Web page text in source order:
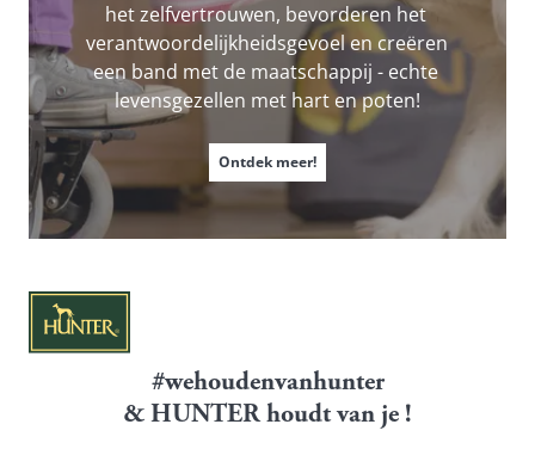
het zelfvertrouwen, bevorderen het
verantwoordelijkheidsgevoel en creëren
een band met de maatschappij - echte
levensgezellen met hart en poten!
Ontdek meer!
#wehoudenvanhunter
& HUNTER houdt van je !